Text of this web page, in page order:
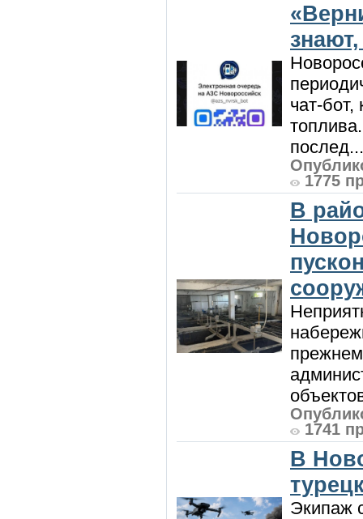
чат-
послед...
1775
В
1741
В
Экипаж